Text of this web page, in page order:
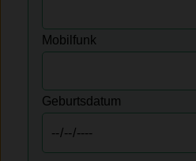
Mobilfunk
Geburtsdatum